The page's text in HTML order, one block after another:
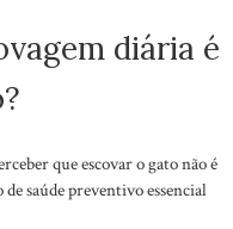
diária é
que escovar o gato não é
saúde preventivo essencial